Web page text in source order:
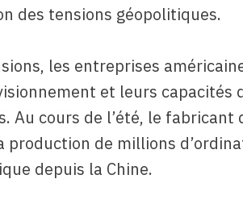
des tensions géopolitiques.
les entreprises
et leurs capacités
Au cours de l’été, le fabricant
production de millions
depuis la Chine.